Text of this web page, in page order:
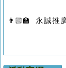
👨🏻‍🏫 永誠推